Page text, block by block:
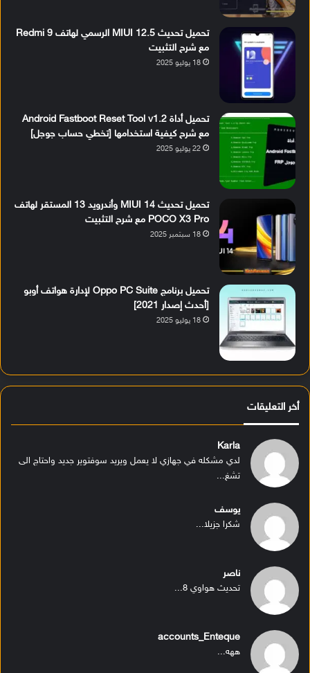
تحميل تحديث MIUI 12.5 الرسمي لهاتف Redmi 9
مع شرح التثبيت
18 يوليو 2025
تحميل أداة Android Fastboot Reset Tool v1.2
مع شرح كيفية استخدامها [تخطي حساب جوجل]
22 يوليو 2025
تحميل تحديث MIUI 14 وأندرويد 13 المستقر لهاتف
POCO X3 Pro مع شرح التثبيت
18 سبتمبر 2025
تحميل برنامج Oppo PC Suite لإدارة هواتف أوبو
[أحدث إصدار 2021]
18 يوليو 2025
أخر التعليقات
Karla
لدي مشكله في جهازي لا يعمل ويريد سوفتوير جديد واحتاج الى
تشغ...
يوسف
شكرا جزيلا...
ناصر
تحديث هواوي 8...
accounts_Enteque
ههه...